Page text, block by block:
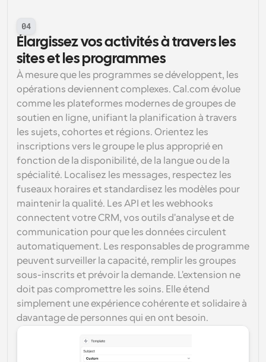
04
Élargissez vos activités à travers les
sites et les programmes
À mesure que les programmes se développent, les
opérations deviennent complexes. Cal.com évolue
comme les plateformes modernes de groupes de
soutien en ligne, unifiant la planification à travers
les sujets, cohortes et régions. Orientez les
inscriptions vers le groupe le plus approprié en
fonction de la disponibilité, de la langue ou de la
spécialité. Localisez les messages, respectez les
fuseaux horaires et standardisez les modèles pour
maintenir la qualité. Les API et les webhooks
connectent votre CRM, vos outils d'analyse et de
communication pour que les données circulent
automatiquement. Les responsables de programme
peuvent surveiller la capacité, remplir les groupes
sous-inscrits et prévoir la demande. L'extension ne
doit pas compromettre les soins. Elle étend
simplement une expérience cohérente et solidaire à
davantage de personnes qui en ont besoin.